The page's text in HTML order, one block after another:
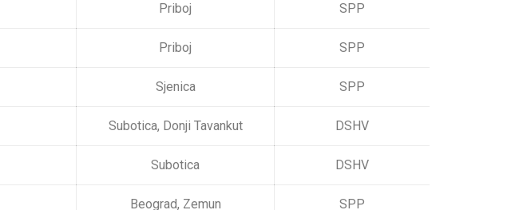
Priboj SPP
Priboj SPP
Sjenica SPP
Subotica, Donji Tavankut DSHV
Subotica DSHV
Beograd, Zemun SPP